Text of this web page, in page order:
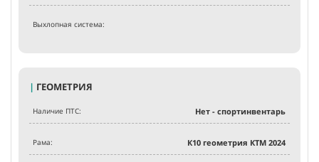
Выхлопная система:
| ГЕОМЕТРИЯ
Наличие ПТС: Нет - спортинвентарь
Рама: К10 геометрия КТМ 2024